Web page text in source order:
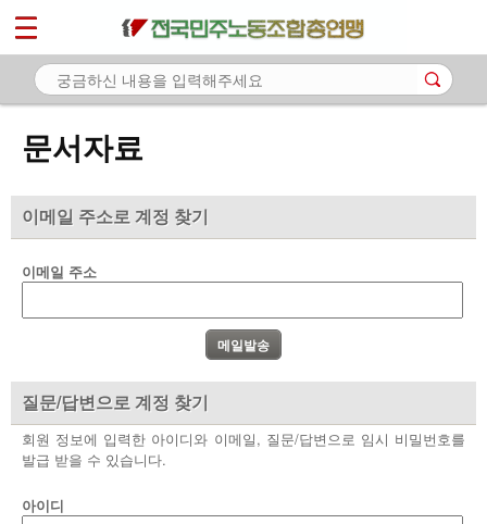
문서자료
이메일 주소로 계정 찾기
이메일 주소
질문/답변으로 계정 찾기
회원 정보에 입력한 아이디와 이메일, 질문/답변으로 임시 비밀번호를
발급 받을 수 있습니다.
아이디
마이페이지
소개
노동상담
자료
- 카드뉴스
부설기관